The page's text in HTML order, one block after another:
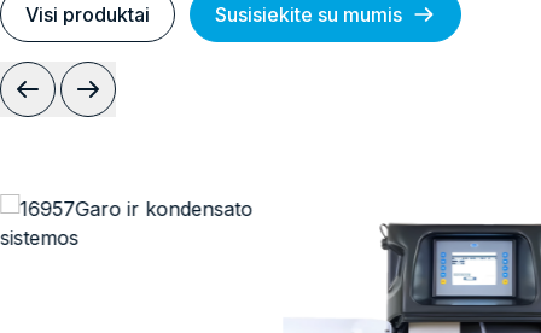
Visi produktai Susisiekite su mumis